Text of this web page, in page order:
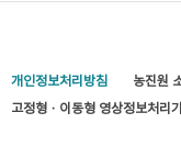
개인정보처리방침
농진원
고정형 · 이동형 영상정보처리